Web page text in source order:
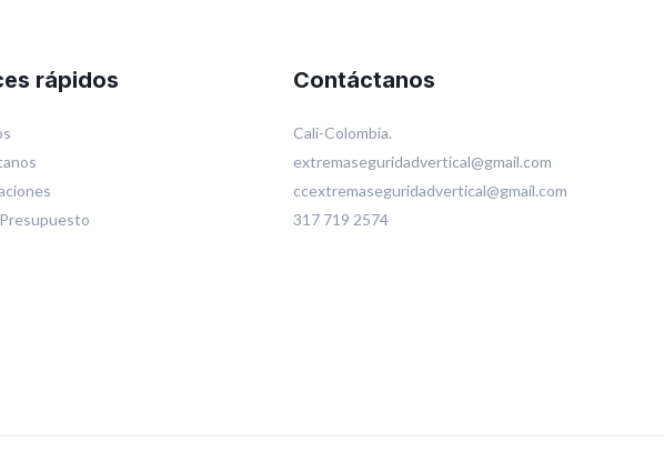
rápidos Contáctanos
Cali-Colombia.
extremaseguridadvertical@gmail.com
ccextremaseguridadvertical@gmail.com
317 719 2574